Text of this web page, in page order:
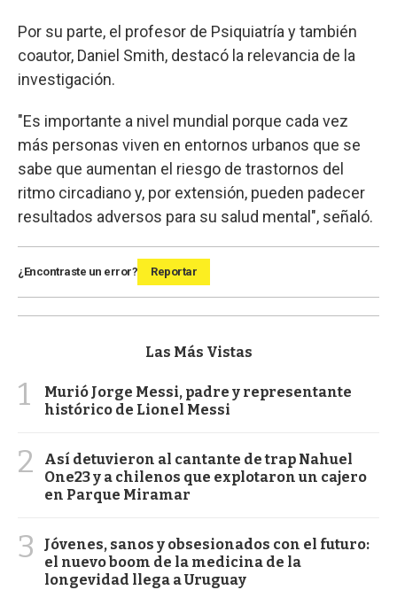
Por su parte, el profesor de Psiquiatría y también
coautor, Daniel Smith, destacó la relevancia de la
investigación.
"Es importante a nivel mundial porque cada vez
más personas viven en entornos urbanos que se
sabe que aumentan el riesgo de trastornos del
ritmo circadiano y, por extensión, pueden padecer
resultados adversos para su salud mental", señaló.
¿Encontraste un error? Reportar
Las Más Vistas
1
Murió Jorge Messi, padre y representante
histórico de Lionel Messi
2
Así detuvieron al cantante de trap Nahuel
One23 y a chilenos que explotaron un cajero
en Parque Miramar
3
Jóvenes, sanos y obsesionados con el futuro:
el nuevo boom de la medicina de la
longevidad llega a Uruguay